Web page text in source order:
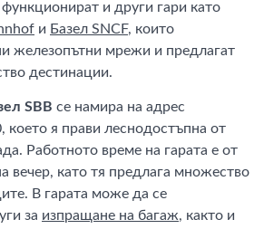
функционират и други гари като
и Базел SNCF, които
железопътни мрежи и предлагат
дестинации.
SBB се намира на адрес
което я прави леснодостъпна от
Работното време на гарата е от
вечер, като тя предлага множество
В гарата може да се
за изпращане на багаж, както и